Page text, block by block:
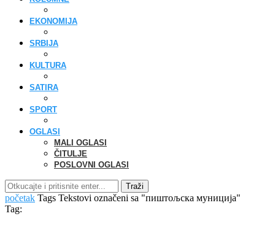
EKONOMIJA
SRBIJA
KULTURA
SATIRA
SPORT
OGLASI
MALI OGLASI
ČITULJE
POSLOVNI OGLASI
Traži
početak Tags Tekstovi označeni sa "пиштољска муниција"
Tag: